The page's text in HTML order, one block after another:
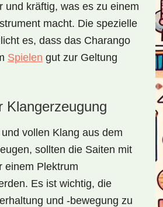
und kräftig, was es zu einem
macht. Die spezielle
es, dass das Charango
Spielen gut zur Geltung
Klangerzeugung
vollen Klang aus dem
sollten die Saiten mit
einem Plektrum
Es ist wichtig, die
und -bewegung zu